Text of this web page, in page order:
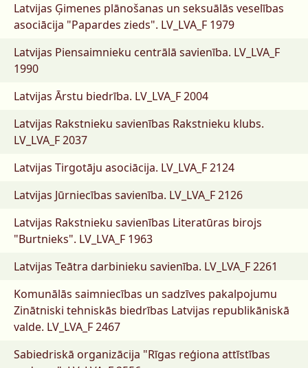
Latvijas Ģimenes plānošanas un seksuālās veselības
asociācija "Papardes zieds". LV_LVA_F 1979
Latvijas Piensaimnieku centrālā savienība. LV_LVA_F
1990
Latvijas Ārstu biedrība. LV_LVA_F 2004
Latvijas Rakstnieku savienības Rakstnieku klubs.
LV_LVA_F 2037
Latvijas Tirgotāju asociācija. LV_LVA_F 2124
Latvijas Jūrniecības savienība. LV_LVA_F 2126
Latvijas Rakstnieku savienības Literatūras birojs
"Burtnieks". LV_LVA_F 1963
Latvijas Teātra darbinieku savienība. LV_LVA_F 2261
Komunālās saimniecības un sadzīves pakalpojumu
Zinātniski tehniskās biedrības Latvijas republikāniskā
valde. LV_LVA_F 2467
Sabiedriskā organizācija "Rīgas reģiona attīstības